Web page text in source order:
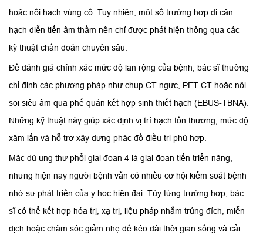
hoặc nổi hạch vùng cổ. Tuy nhiên, một số trường hợp di căn
hạch diễn tiến âm thầm nên chỉ được phát hiện thông qua các
kỹ thuật chẩn đoán chuyên sâu.
Để đánh giá chính xác mức độ lan rộng của bệnh, bác sĩ thường
chỉ định các phương pháp như chụp CT ngực, PET-CT hoặc nội
soi siêu âm qua phế quản kết hợp sinh thiết hạch (EBUS-TBNA).
Những kỹ thuật này giúp xác định vị trí hạch tổn thương, mức độ
xâm lấn và hỗ trợ xây dựng phác đồ điều trị phù hợp.
Mặc dù ung thư phổi giai đoạn 4 là giai đoạn tiến triển nặng,
nhưng hiện nay người bệnh vẫn có nhiều cơ hội kiểm soát bệnh
nhờ sự phát triển của y học hiện đại. Tùy từng trường hợp, bác
sĩ có thể kết hợp hóa trị, xạ trị, liệu pháp nhắm trúng đích, miễn
dịch hoặc chăm sóc giảm nhẹ để kéo dài thời gian sống và cải